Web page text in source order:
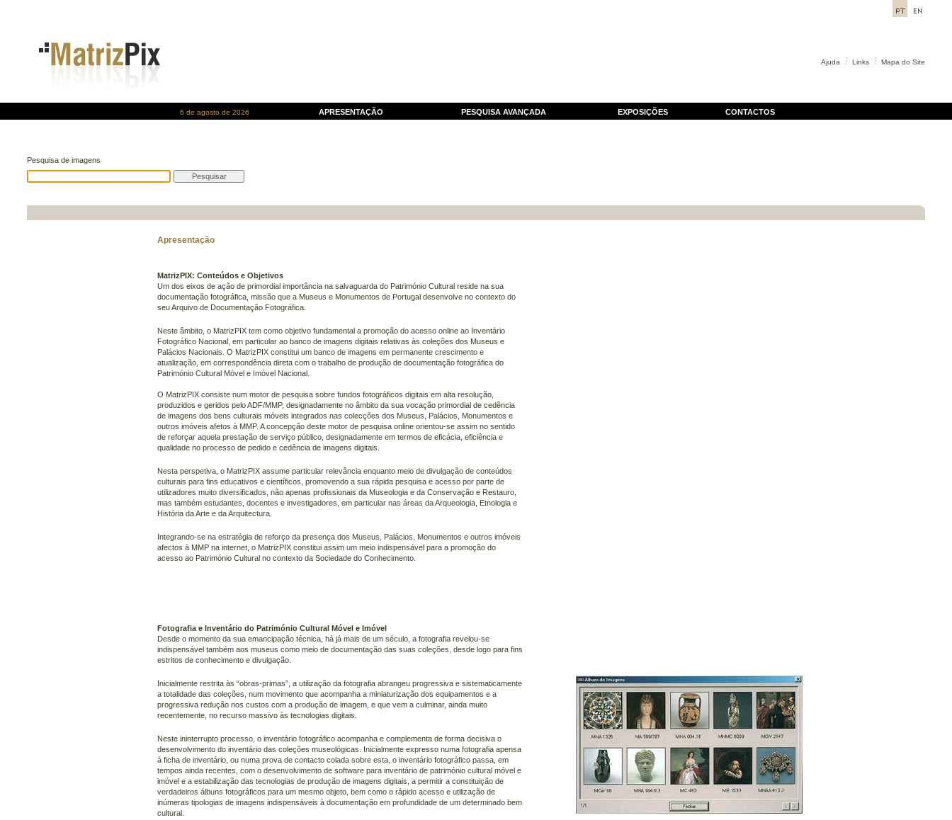
Ajuda Links Mapa do Site
6 de agosto de 2026 APRESENTAÇÃO PESQUISA AVANÇADA EXPOSIÇÕES CONTACTOS
Pesquisa de imagens
Apresentação
MatrizPIX: Conteúdos e Objetivos
Um dos eixos de ação de primordial importância na salvaguarda do Património Cultural reside na sua
documentação fotográfica, missão que a Museus e Monumentos de Portugal desenvolve no contexto do
seu Arquivo de Documentação Fotográfica.
Neste âmbito, o MatrizPIX tem como objetivo fundamental a promoção do acesso online ao Inventário
Fotográfico Nacional, em particular ao banco de imagens digitais relativas às coleções dos Museus e
Palácios Nacionais. O MatrizPIX constitui um banco de imagens em permanente crescimento e
atualização, em correspondência direta com o trabalho de produção de documentação fotográfica do
Património Cultural Móvel e Imóvel Nacional.
O MatrizPIX consiste num motor de pesquisa sobre fundos fotográficos digitais em alta resolução,
produzidos e geridos pelo ADF/MMP, designadamente no âmbito da sua vocação primordial de cedência
de imagens dos bens culturais móveis integrados nas colecções dos Museus, Palácios, Monumentos e
outros imóveis afetos à MMP. A concepção deste motor de pesquisa online orientou-se assim no sentido
de reforçar aquela prestação de serviço público, designadamente em termos de eficácia, eficiência e
qualidade no processo de pedido e cedência de imagens digitais.
Nesta perspetiva, o MatrizPIX assume particular relevância enquanto meio de divulgação de conteúdos
culturais para fins educativos e científicos, promovendo a sua rápida pesquisa e acesso por parte de
utilizadores muito diversificados, não apenas profissionais da Museologia e da Conservação e Restauro,
mas também estudantes, docentes e investigadores, em particular nas áreas da Arqueologia, Etnologia e
História da Arte e da Arquitectura.
Integrando-se na estratégia de reforço da presença dos Museus, Palácios, Monumentos e outros imóveis
afectos à MMP na internet, o MatrizPIX constitui assim um meio indispensável para a promoção do
acesso ao Património Cultural no contexto da Sociedade do Conhecimento.
Fotografia e Inventário do Património Cultural Móvel e Imóvel
Desde o momento da sua emancipação técnica, há já mais de um século, a fotografia revelou-se
indispensável também aos museus como meio de documentação das suas coleções, desde logo para fins
estritos de conhecimento e divulgação.
Inicialmente restrita às “obras-primas”, a utilização da fotografia abrangeu progressiva e sistematicamente
a totalidade das coleções, num movimento que acompanha a miniaturização dos equipamentos e a
progressiva redução nos custos com a produção de imagem, e que vem a culminar, ainda muito
recentemente, no recurso massivo às tecnologias digitais.
Neste ininterrupto processo, o inventário fotográfico acompanha e complementa de forma decisiva o
desenvolvimento do inventário das coleções museológicas. Inicialmente expresso numa fotografia apensa
à ficha de inventário, ou numa prova de contacto colada sobre esta, o inventário fotográfico passa, em
tempos ainda recentes, com o desenvolvimento de software para inventário de património cultural móvel e
imóvel e a estabilização das tecnologias de produção de imagens digitais, a permitir a constituição de
verdadeiros álbuns fotográficos para um mesmo objeto, bem como o rápido acesso e utilização de
inúmeras tipologias de imagens indispensáveis à documentação em profundidade de um determinado bem
cultural.